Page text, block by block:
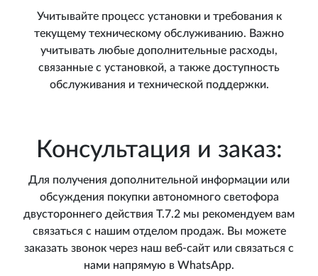
Учитывайте процесс установки и требования к
текущему техническому обслуживанию. Важно
учитывать любые дополнительные расходы,
связанные с установкой, а также доступность
обслуживания и технической поддержки.
Консультация и заказ:
Для получения дополнительной информации или
обсуждения покупки автономного светофора
двустороннего действия Т.7.2 мы рекомендуем вам
связаться с нашим отделом продаж. Вы можете
заказать звонок через наш веб-сайт или связаться с
нами напрямую в WhatsApp.